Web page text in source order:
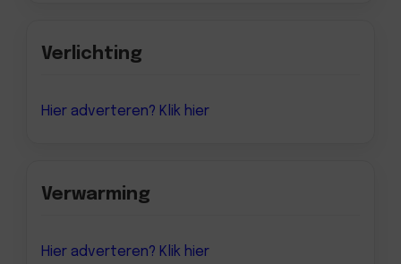
Verlichting
Hier adverteren? Klik hier
Verwarming
Hier adverteren? Klik hier